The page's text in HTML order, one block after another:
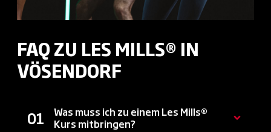
FAQ ZU LES MILLS® IN
VÖSENDORF
Was muss ich zu einem Les Mills®
Kurs mitbringen?